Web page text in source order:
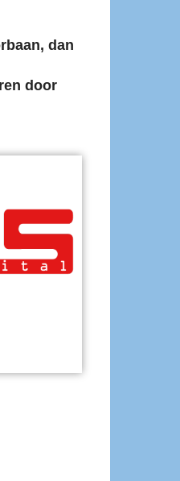
dan
door